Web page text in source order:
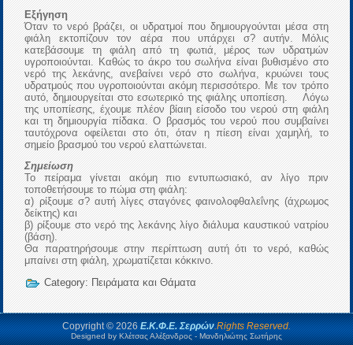
Εξήγηση
Όταν το νερό βράζει, οι υδρατμοί που δημιουργούνται μέσα στη
φιάλη εκτοπίζουν τον αέρα που υπάρχει σ? αυτήν. Μόλις
κατεβάσουμε τη φιάλη από τη φωτιά, μέρος των υδρατμών
υγροποιούνται. Καθώς το άκρο του σωλήνα είναι βυθισμένο στο
νερό της λεκάνης, ανεβαίνει νερό στο σωλήνα, κρυώνει τους
υδρατμούς που υγροποιούνται ακόμη περισσότερο. Με τον τρόπο
αυτό, δημιουργείται στο εσωτερικό της φιάλης υποπίεση. Λόγω
της υποπίεσης, έχουμε πλέον βίαιη είσοδο του νερού στη φιάλη
και τη δημιουργία πίδακα. Ο βρασμός του νερού που συμβαίνει
ταυτόχρονα οφείλεται στο ότι, όταν η πίεση είναι χαμηλή, το
σημείο βρασμού του νερού ελαττώνεται.
Σημείωση
Το πείραμα γίνεται ακόμη πιο εντυπωσιακό, αν λίγο πριν
τοποθετήσουμε το πώμα στη φιάλη:
α) ρίξουμε σ? αυτή λίγες σταγόνες φαινολοφθαλεΐνης (άχρωμος
δείκτης) και
β) ρίξουμε στο νερό της λεκάνης λίγο διάλυμα καυστικού νατρίου
(βάση).
Θα παρατηρήσουμε στην περίπτωση αυτή ότι το νερό, καθώς
μπαίνει στη φιάλη, χρωματίζεται κόκκινο.
Category: Πειράματα και Θάματα
Copyright © 2026Ε.Κ.Φ.Ε. Σερρών.Rights Reserved.
Designed by Κλέτσας Αλέξανδρος - Μανδηλιώτης Σωτήρης